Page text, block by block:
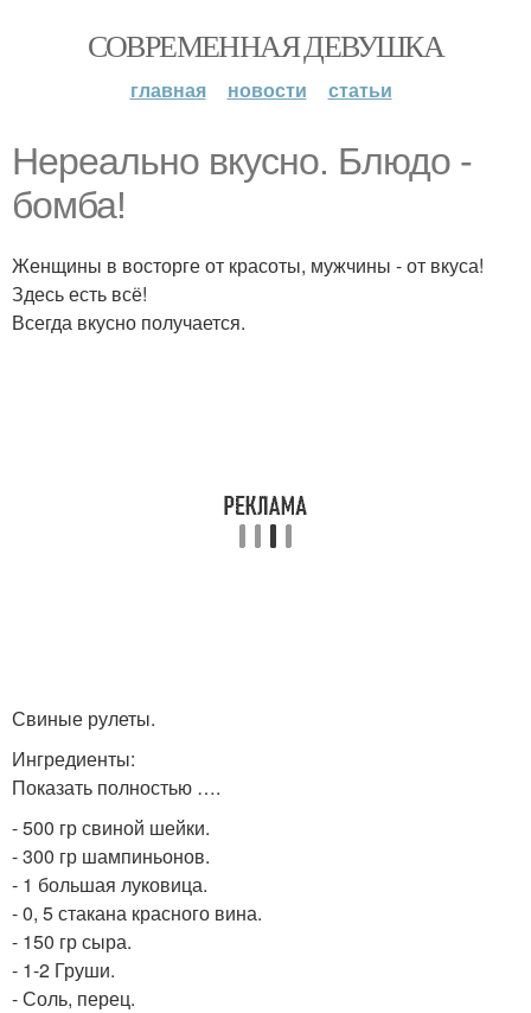
СОВРЕМЕННАЯ ДЕВУШКА
главная новости статьи
Нереально вкусно. Блюдо -
бомба!
Женщины в восторге от красоты, мужчины - от вкуса!
Здесь есть всё!
Всегда вкусно получается.
Свиные рулеты.
Ингредиенты:
Показать полностью ….
- 500 гр свиной шейки.
- 300 гр шампиньонов.
- 1 большая луковица.
- 0, 5 стакана красного вина.
- 150 гр сыра.
- 1-2 Груши.
- Соль, перец.